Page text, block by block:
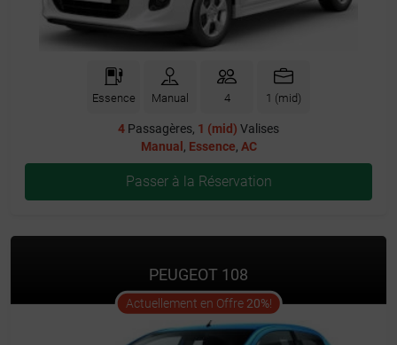
Essence Manual 4 1 (mid)
4 Passagères, 1 (mid) Valises
Manual , Essence, AC
Passer à la Réservation
PEUGEOT 108
Actuellement en Offre 20%!offer